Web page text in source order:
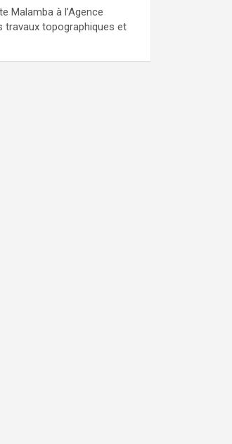
Malamba à l’Agence
travaux topographiques et